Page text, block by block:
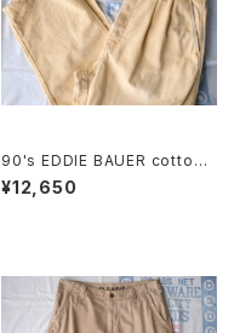
90's EDDIE BAUER cotton-
duck 2-tuck Pants
¥12,650